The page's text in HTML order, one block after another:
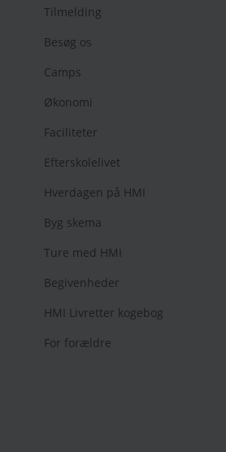
Tilmelding
Besøg os
Camps
Økonomi
Faciliteter
Efterskolelivet
Hverdagen på HMI
Byg skema
Ture med HMI
Begivenheder
HMI Livretter kogebog
For forældre